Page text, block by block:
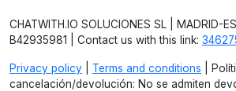
CHATWITH.IO SOLUCIONES SL | MADRID-
B42935981 | Contact us with this link:
Privacy policy Terms and conditions |
cancelación/devolución: No se admiten